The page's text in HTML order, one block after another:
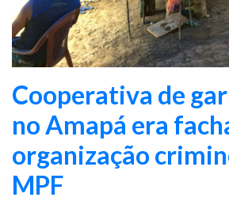
Cooperativa de
no Amapá era
organização
MPF